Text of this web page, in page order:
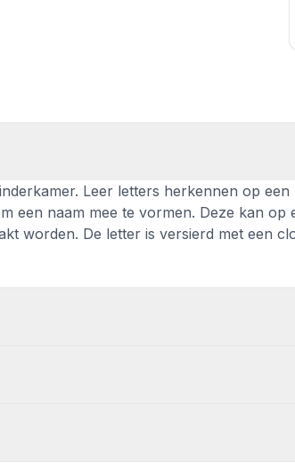
Leer letters herkennen op een
een naam mee te vormen. Deze kan op
worden. De letter is versierd met een
,Lettertreintjes /Letters